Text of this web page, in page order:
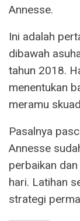
Annesse.
Ini adalah
dibawah
tahun 2018.
menentukan
meramu
Pasalnya
Annesse
perbaikan
hari. Latihan
strategi